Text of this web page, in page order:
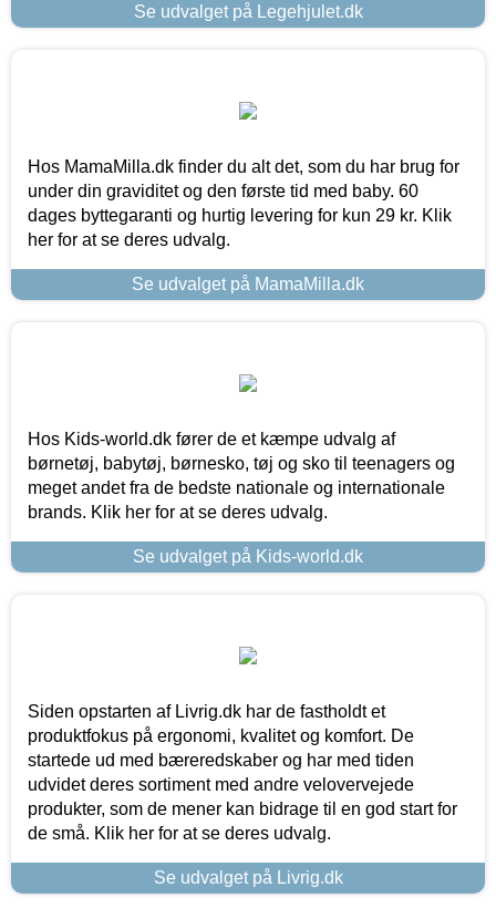
Se udvalget på Legehjulet.dk
Hos MamaMilla.dk finder du alt det, som du har brug for
under din graviditet og den første tid med baby. 60
dages byttegaranti og hurtig levering for kun 29 kr. Klik
her for at se deres udvalg.
Se udvalget på MamaMilla.dk
Hos Kids-world.dk fører de et kæmpe udvalg af
børnetøj, babytøj, børnesko, tøj og sko til teenagers og
meget andet fra de bedste nationale og internationale
brands. Klik her for at se deres udvalg.
Se udvalget på Kids-world.dk
Siden opstarten af Livrig.dk har de fastholdt et
produktfokus på ergonomi, kvalitet og komfort. De
startede ud med bæreredskaber og har med tiden
udvidet deres sortiment med andre velovervejede
produkter, som de mener kan bidrage til en god start for
de små. Klik her for at se deres udvalg.
Se udvalget på Livrig.dk